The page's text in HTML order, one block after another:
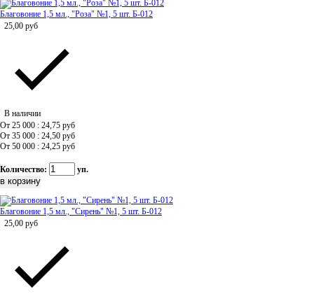
Благовоние 1,5 мл., "Роза" №1, 5 шт. Б-012
25,00 руб
В наличии
От 25 000 : 24,75 руб
От 35 000 : 24,50 руб
От 50 000 : 24,25 руб
Количество: уп.
Благовоние 1,5 мл., "Сирень" №1, 5 шт. Б-012
25,00 руб